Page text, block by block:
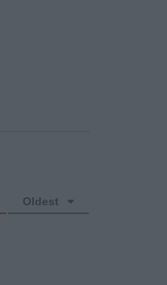
Oldest